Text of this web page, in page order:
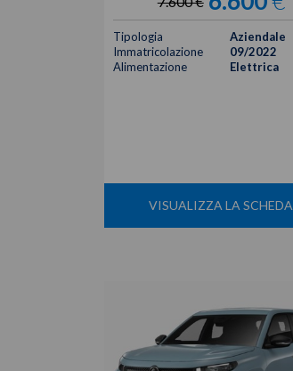
Tipologia
Aziendale
Immatricolazione
09/2022
Alimentazione
Elettrica
VISUALIZZA LA SCHEDA